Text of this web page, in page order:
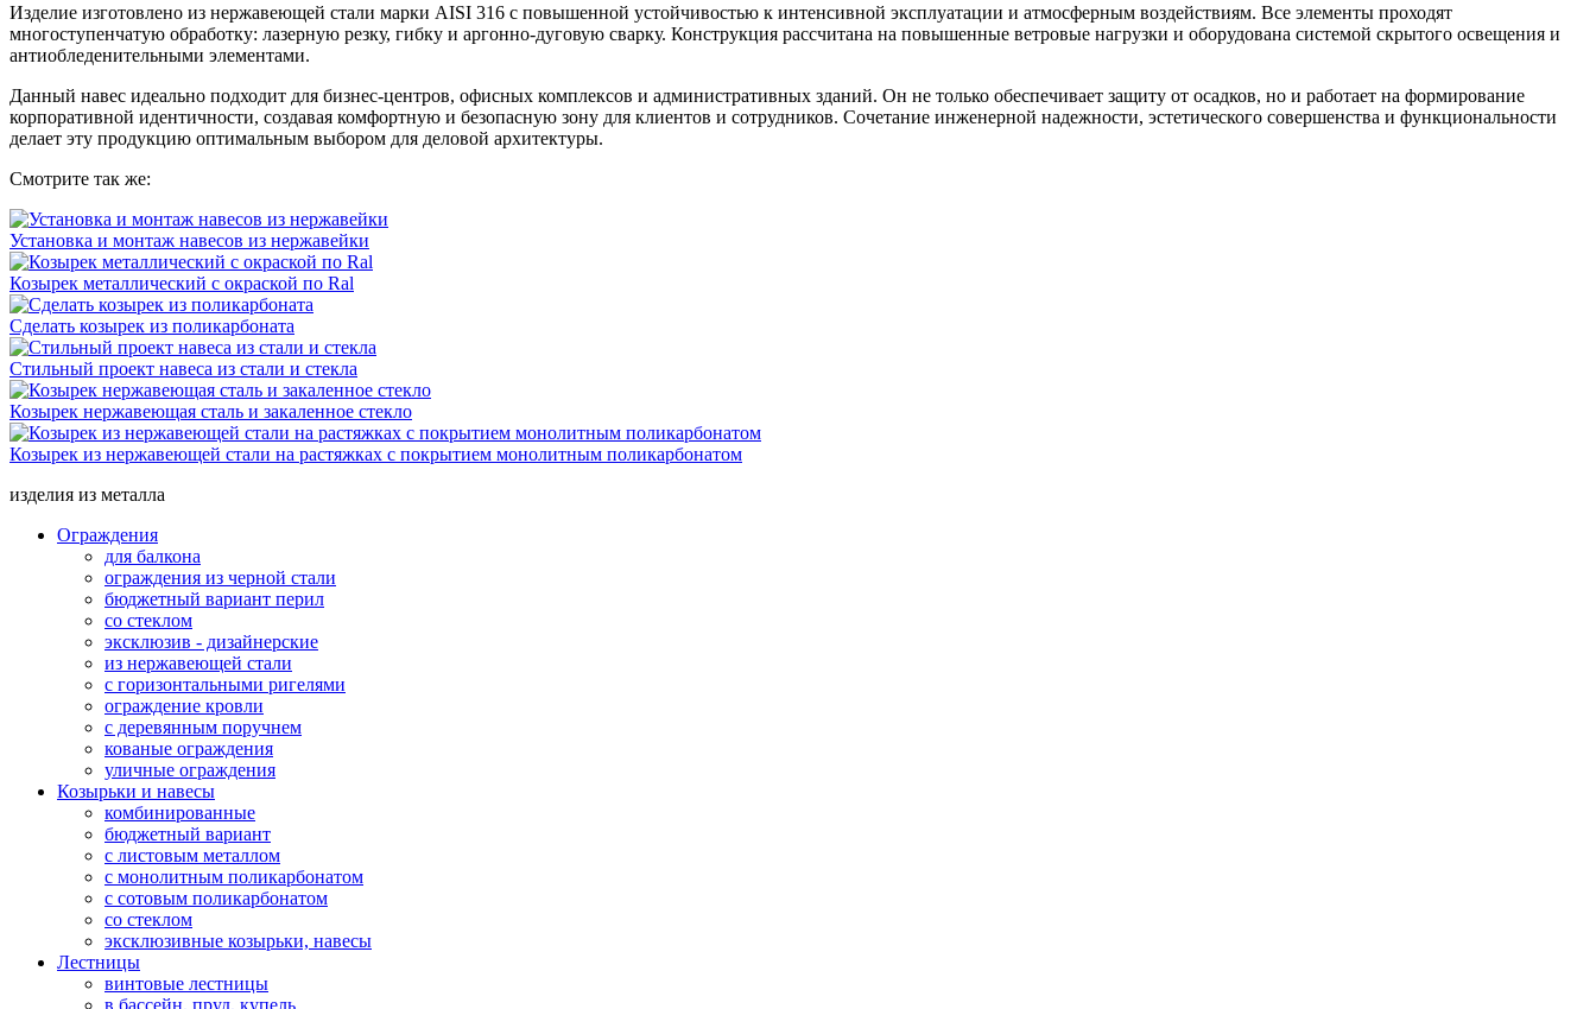
Изделие изготовлено из нержавеющей стали марки AISI 316 с повышенной устойчивостью к интенсивной эксплуатации и атмосферным воздействиям. Все элементы проходят
многоступенчатую обработку: лазерную резку, гибку и аргонно-дуговую сварку. Конструкция рассчитана на повышенные ветровые нагрузки и оборудована системой скрытого освещения и
антиобледенительными элементами.
Данный навес идеально подходит для бизнес-центров, офисных комплексов и административных зданий. Он не только обеспечивает защиту от осадков, но и работает на формирование
корпоративной идентичности, создавая комфортную и безопасную зону для клиентов и сотрудников. Сочетание инженерной надежности, эстетического совершенства и функциональности
делает эту продукцию оптимальным выбором для деловой архитектуры.
Смотрите так же:
Установка и монтаж навесов из нержавейки
Козырек металлический с окраской по Ral
Сделать козырек из поликарбоната
Стильный проект навеса из стали и стекла
Козырек нержавеющая сталь и закаленное стекло
Козырек из нержавеющей стали на растяжках с покрытием монолитным поликарбонатом
изделия из металла
Ограждения
для балкона
ограждения из черной стали
бюджетный вариант перил
со стеклом
эксклюзив - дизайнерские
из нержавеющей стали
с горизонтальными ригелями
ограждение кровли
с деревянным поручнем
кованые ограждения
уличные ограждения
Козырьки и навесы
комбинированные
бюджетный вариант
с листовым металлом
с монолитным поликарбонатом
с сотовым поликарбонатом
со стеклом
эксклюзивные козырьки, навесы
Лестницы
винтовые лестницы
в бассейн, пруд, купель